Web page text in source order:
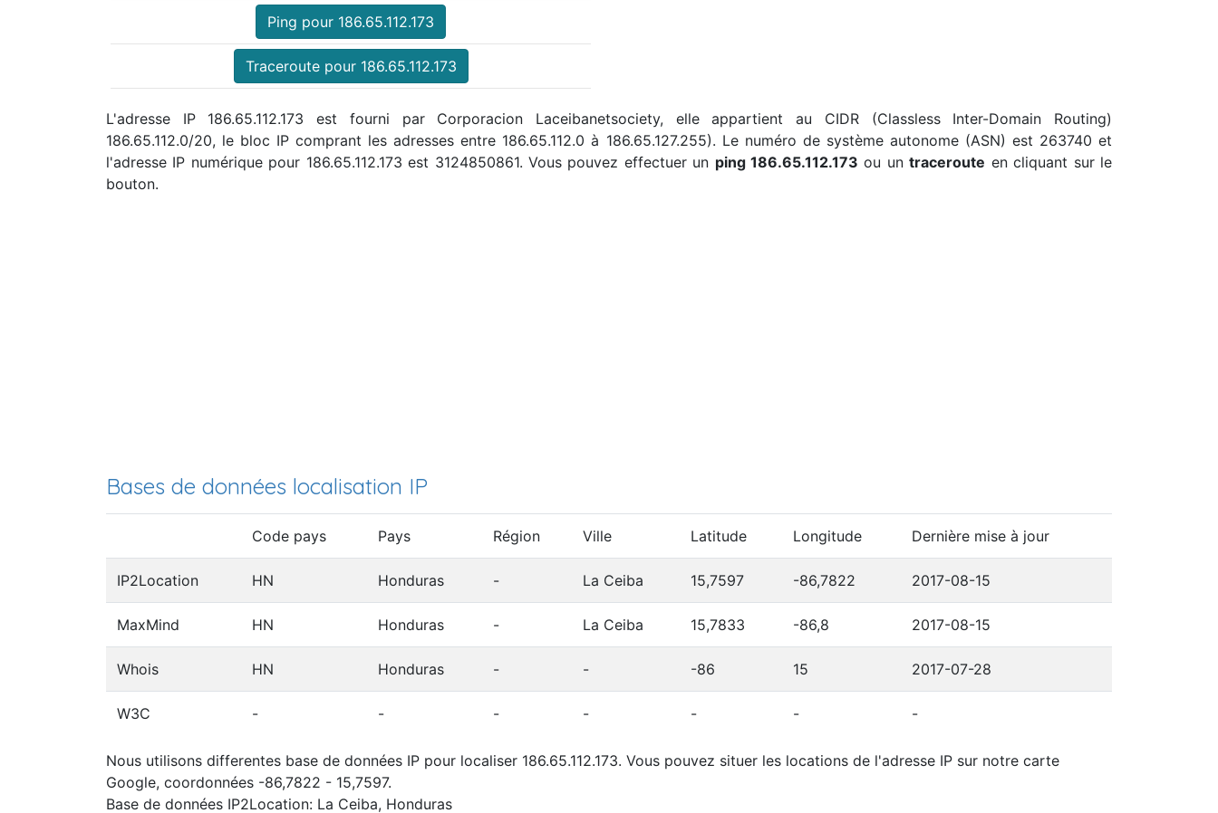
Ping pour 186.65.112.173
Traceroute pour 186.65.112.173
L'adresse IP 186.65.112.173 est fourni par Corporacion Laceibanetsociety, elle appartient au CIDR (Classless Inter-Domain Routing)
186.65.112.0/20, le bloc IP comprant les adresses entre 186.65.112.0 à 186.65.127.255). Le numéro de système autonome (ASN) est 263740 et
l'adresse IP numérique pour 186.65.112.173 est 3124850861. Vous pouvez effectuer un ping 186.65.112.173 ou untraceroute en cliquant sur le
bouton.
Bases de données localisation IP
Code pays Pays Région Ville Latitude Longitude Dernière mise à jour
IP2Location HN Honduras - La Ceiba 15,7597 -86,7822 2017-08-15
MaxMind HN Honduras - La Ceiba 15,7833 -86,8 2017-08-15
Whois HN Honduras - - -86 15 2017-07-28
W3C - - - - - - -
Nous utilisons differentes base de données IP pour localiser 186.65.112.173. Vous pouvez situer les locations de l'adresse IP sur notre carte
Google, coordonnées -86,7822 - 15,7597.
Base de données IP2Location: La Ceiba, Honduras